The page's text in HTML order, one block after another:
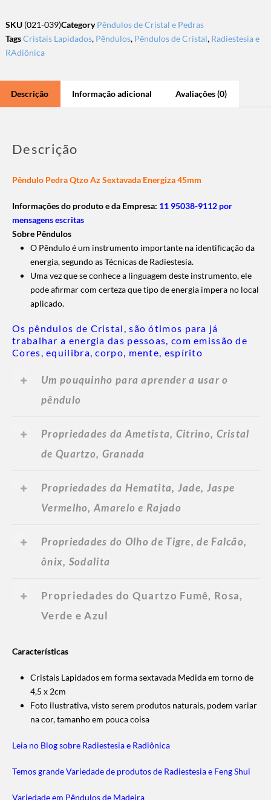
SKU (021-039)Category Pêndulos de Cristal e Pedras
TagsCristais Lapidados, Pêndulos, Pêndulos de Cristal, Radiestesia e
RAdiônica
Descrição Informação adicional Avaliações (0)
Descrição
Pêndulo Pedra Qtzo Az Sextavada Energiza 45mm
Informações do produto e da Empresa: 11 95038-9112 por
mensagens escritas
Sobre Pêndulos
O Pêndulo é um instrumento importante na identificação da
energia, segundo as Técnicas de Radiestesia.
Uma vez que se conhece a linguagem deste instrumento, ele
pode afirmar com certeza que tipo de energia impera no local
aplicado.
Os pêndulos de Cristal, são ótimos para já
trabalhar a energia das pessoas, com emissão de
Cores, equilibra, corpo, mente, espírito
Um pouquinho para aprender a usar o
pêndulo
Propriedades da Ametista, Citrino, Cristal
de Quartzo, Granada
Propriedades da Hematita, Jade, Jaspe
Vermelho, Amarelo e Rajado
Propriedades do Olho de Tigre, de Falcão,
ônix, Sodalita
Propriedades do Quartzo Fumê, Rosa,
Verde e Azul
Características
Cristais Lapidados em forma sextavada Medida em torno de
4,5 x 2cm
Foto ilustrativa, visto serem produtos naturais, podem variar
na cor, tamanho em pouca coisa
Leia no Blog sobre Radiestesia e Radiônica
Temos grande Variedade de produtos de Radiestesia e Feng Shui
Variedade em Pêndulos de Madeira